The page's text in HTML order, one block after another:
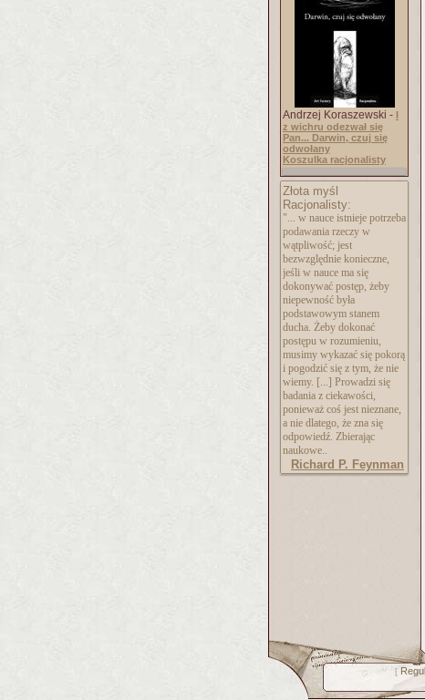
Andrzej Koraszewski - I
z wichru odezwał się
Pan... Darwin, czuj się
odwołany
Koszulka racjonalisty
Złota myśl
Racjonalisty:
"... w nauce istnieje potrzeba
podawania rzeczy w
wątpliwość; jest
bezwzględnie konieczne,
jeśli w nauce ma się
dokonywać postęp, żeby
niepewność była
podstawowym stanem
ducha. Żeby dokonać
postępu w rozumieniu,
musimy wykazać się pokorą
i pogodzić się z tym, że nie
wiemy. [...] Prowadzi się
badania z ciekawości,
ponieważ coś jest nieznane,
a nie dlatego, że zna się
odpowiedź. Zbierając
naukowe..
Richard P. Feynman
[